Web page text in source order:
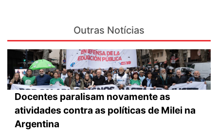
Outras Notícias
Docentes paralisam novamente as
atividades contra as políticas de Milei na
Argentina